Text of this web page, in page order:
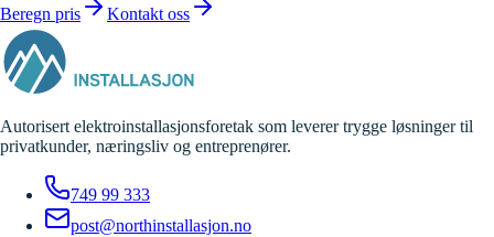
Beregn pris Kontakt oss
Autorisert elektroinstallasjonsforetak som leverer trygge løsninger til
privatkunder, næringsliv og entreprenører.
749 99 333
post@northinstallasjon.no